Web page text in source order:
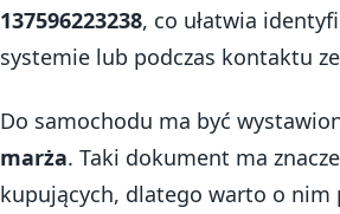
137596223238, co ułatwia
systemie lub podczas kontaktu
Do samochodu ma być
marża. Taki dokument ma
kupujących, dlatego warto o nim